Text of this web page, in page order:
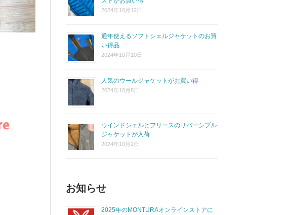
2024年10月12日
通年使えるソフトシェルジャケットのお買
い得品
2024年10月10日
人気のウールジャケットがお買い得
2024年10月8日
ウインドシェルとフリースのリバーシブル
ジャケットが入荷
2024年10月2日
お知らせ
2025年のMONTURAオンラインストアに